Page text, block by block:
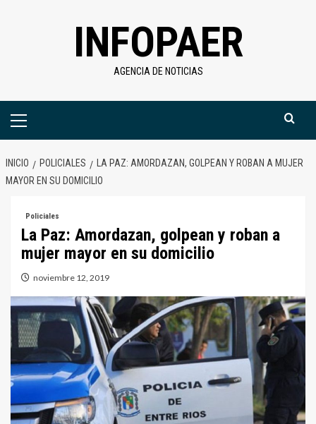
INFOPAER
AGENCIA DE NOTICIAS
Menú
INICIO POLICIALES
LA PAZ: AMORDAZAN, GOLPEAN Y ROBAN A MUJER
MAYOR EN SU DOMICILIO
Policiales
La Paz: Amordazan, golpean y roban a
mujer mayor en su domicilio
noviembre 12, 2019